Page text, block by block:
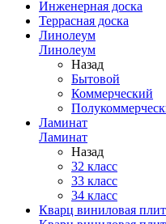
Инженерная доска
Террасная доска
Линолеум
Линолеум
Назад
Бытовой
Коммерческий
Ламинат
Ламинат
Назад
32 класс
33 класс
34 класс
Кварц виниловая